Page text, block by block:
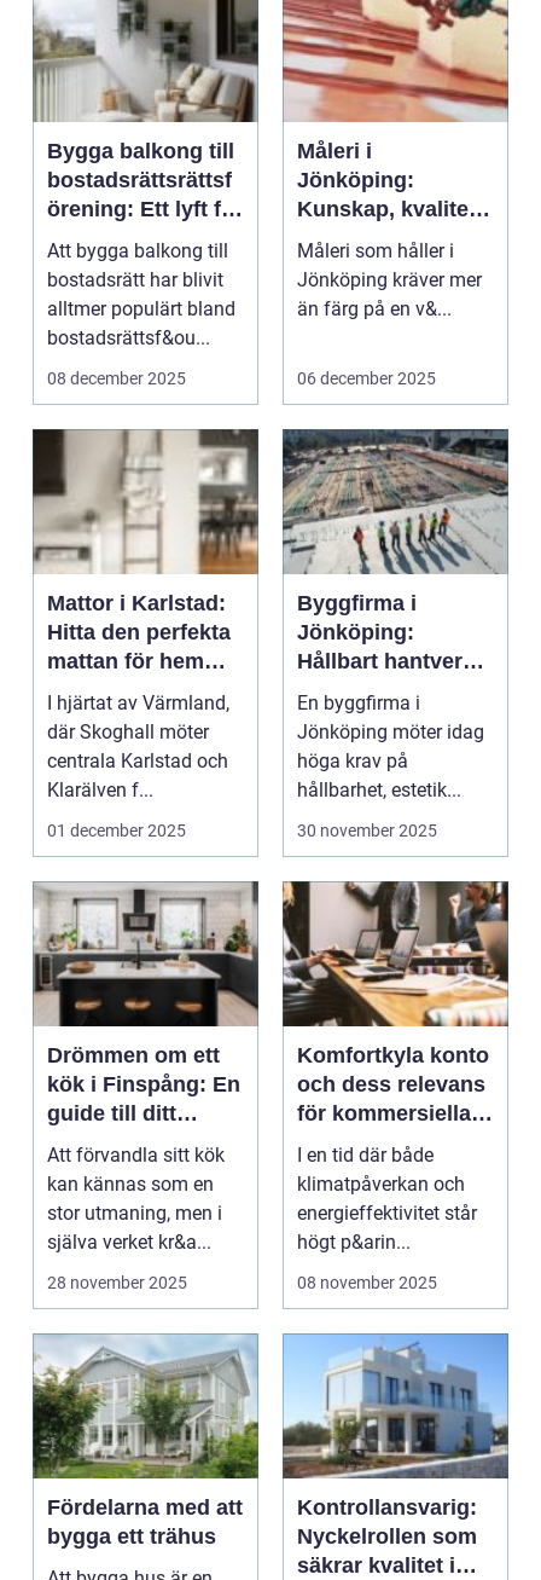
Bygga balkong till
bostadsrättsrättsf
örening: Ett lyft för
både boende och
värde
Att bygga balkong till
bostadsrätt har blivit
alltmer populärt bland
bostadsrättsf&ou...
08 december 2025
Måleri i
Jönköping:
Kunskap, kvalitet
och val som håller
över tid
Måleri som håller i
Jönköping kräver mer
än färg på en v&...
06 december 2025
Mattor i Karlstad:
Hitta den perfekta
mattan för hemmet
eller arbetsplatsen
I hjärtat av Värmland,
där Skoghall möter
centrala Karlstad och
Klarälven f...
01 december 2025
Byggfirma i
Jönköping:
Hållbart hantverk
med trä i fokus
En byggfirma i
Jönköping möter idag
höga krav på
hållbarhet, estetik...
30 november 2025
Drömmen om ett
kök i Finspång: En
guide till ditt
perfekta
köksutrymme
Att förvandla sitt kök
kan kännas som en
stor utmaning, men i
själva verket kr&a...
28 november 2025
Komfortkyla konto
och dess relevans
för kommersiella
fastigheter
I en tid där både
klimatpåverkan och
energieffektivitet står
högt p&arin...
08 november 2025
Fördelarna med att
bygga ett trähus
Kontrollansvarig:
Nyckelrollen som
säkrar kvalitet i